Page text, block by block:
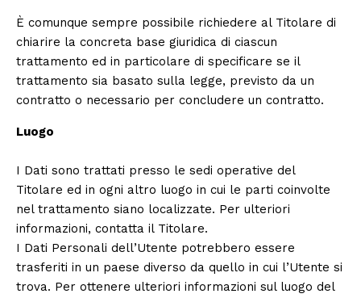
È comunque sempre possibile richiedere al Titolare di
chiarire la concreta base giuridica di ciascun
trattamento ed in particolare di specificare se il
trattamento sia basato sulla legge, previsto da un
contratto o necessario per concludere un contratto.
Luogo
I Dati sono trattati presso le sedi operative del
Titolare ed in ogni altro luogo in cui le parti coinvolte
nel trattamento siano localizzate. Per ulteriori
informazioni, contatta il Titolare.
I Dati Personali dell’Utente potrebbero essere
trasferiti in un paese diverso da quello in cui l’Utente si
trova. Per ottenere ulteriori informazioni sul luogo del